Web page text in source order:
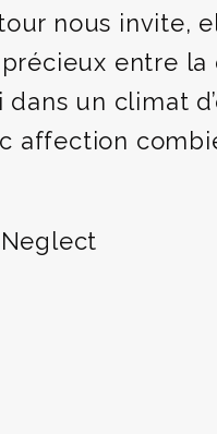
nous invite,
entre
un climat
affection